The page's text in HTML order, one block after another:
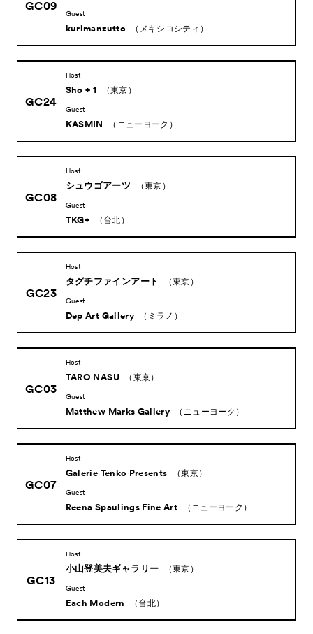
GC09
Guest
kurimanzutto （メキシコシティ）
GC24
Host
Sho + 1 （東京）
Guest
KASMIN （ニューヨーク）
GC08
Host
シュウゴアーツ （東京）
Guest
TKG+ （台北）
GC23
Host
タグチファインアート （東京）
Guest
Dep Art Gallery （ミラノ）
GC03
Host
TARO NASU （東京）
Guest
Matthew Marks Gallery （ニューヨーク）
GC07
Host
Galerie Tenko Presents （東京）
Guest
Reena Spaulings Fine Art （ニューヨーク）
GC13
Host
小山登美夫ギャラリー （東京）
Guest
Each Modern （台北）